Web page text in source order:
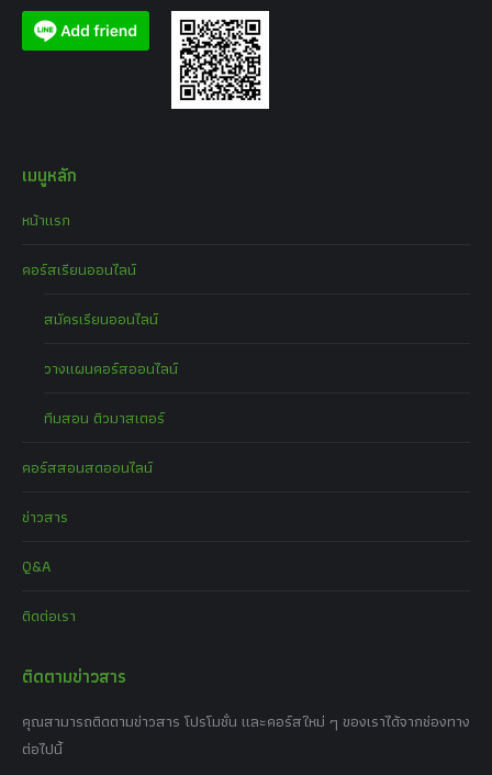
เมนูหลัก
หน้าแรก
คอร์สเรียนออนไลน์
สมัครเรียนออนไลน์
วางแผนคอร์สออนไลน์
ทีมสอน ติวมาสเตอร์
คอร์สสอนสดออนไลน์
ข่าวสาร
Q&A
ติดต่อเรา
ติดตามข่าวสาร
คุณสามารถติดตามข่าวสาร โปรโมชั่น และคอร์สใหม่ ๆ ของเราได้จากช่องทาง
ต่อไปนี้